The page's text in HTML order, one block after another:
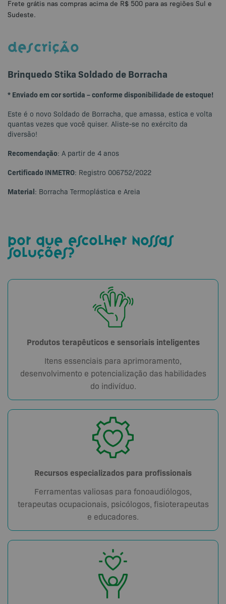
DESCRIÇÃO
Brinquedo Stika Soldado de Borracha
* Enviado em cor sortida – conforme disponibilidade de estoque!
Este é o novo Soldado de Borracha, que amassa, estica e volta
quantas vezes que você quiser. Aliste-se no exército da
diversão!
Recomendação: A partir de 4 anos
Certificado INMETRO: Registro 006752/2022
Material: Borracha Termoplástica e Areia
por que escolher nossas
soluções?
Produtos terapêuticos e sensoriais inteligentes
Itens essenciais para aprimoramento,
desenvolvimento e potencialização das habilidades
do indivíduo.
Recursos especializados para profissionais
Ferramentas valiosas para fonoaudiólogos,
terapeutas ocupacionais, psicólogos, fisioterapeutas
e educadores.